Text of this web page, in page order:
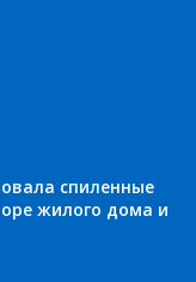
спиленные
жилого дома и